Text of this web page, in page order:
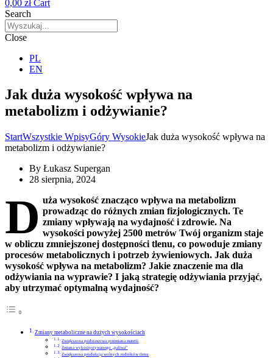
0,00 zł Cart
Search
Close
PL
EN
Jak duża wysokość wpływa na
metabolizm i odżywianie?
StartWszystkie WpisyGóry WysokieJak duża wysokość wpływa na
metabolizm i odżywianie?
By Łukasz Supergan
28 sierpnia, 2024
D uża wysokość znacząco wpływa na metabolizm
prowadząc do różnych zmian fizjologicznych. Te
zmiany wpływają na wydajność i zdrowie. Na
wysokości powyżej 2500 metrów Twój organizm staje
w obliczu zmniejszonej dostępności tlenu, co powoduje zmiany
procesów metabolicznych i potrzeb żywieniowych. Jak duża
wysokość wpływa na metabolizm? Jakie znaczenie ma dla
odżywiania na wyprawie? I jaką strategię odżywiania przyjąć,
aby utrzymać optymalną wydajność?
Zmiany metaboliczne na dużych wysokościach
Zwiększona podstawowa przemiana materii
Zmiana wykorzystywanego „paliwa”
Zwiększona produkcja wolnych rodników tlenu